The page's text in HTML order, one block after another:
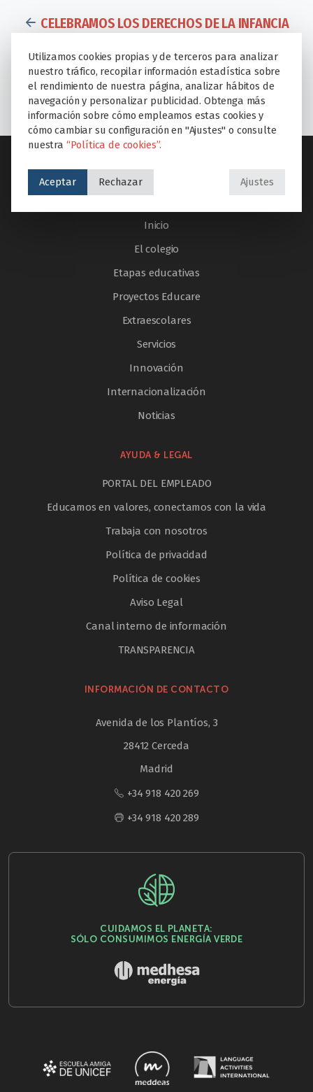
CELEBRAMOS LOS DERECHOS DE LA INFANCIA
LOS COLEGIOS EDUCARE LANZAN UN PROYECTO DE
SALUD EMOCIONAL EN SUS OCHO CENTROS
EDUCATIVOS
SECCIONES
Inicio
El colegio
Etapas educativas
Proyectos Educare
Extraescolares
Servicios
Innovación
Internacionalización
Noticias
AYUDA & LEGAL
PORTAL DEL EMPLEADO
Educamos en valores, conectamos con la vida
Trabaja con nosotros
Política de privacidad
Política de cookies
Aviso Legal
Canal interno de información
TRANSPARENCIA
INFORMACIÓN DE CONTACTO
Avenida de los Plantíos, 3
28412 Cerceda
Madrid
+34 918 420 269
+34 918 420 289
CUIDAMOS EL PLANETA:
SÓLO CONSUMIMOS ENERGÍA VERDE
Utilizamos cookies propias y de terceros para analizar
nuestro tráfico, recopilar información estadística sobre
el rendimiento de nuestra página, analizar hábitos de
navegación y personalizar publicidad. Obtenga más
información sobre cómo empleamos estas cookies y
cómo cambiar su configuración en "Ajustes" o consulte
nuestra “Política de cookies”.
Aceptar Rechazar Ajustes